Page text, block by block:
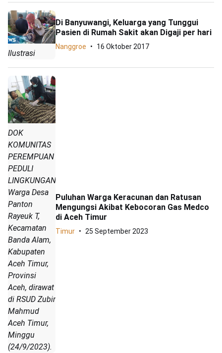
Ilustrasi
Di Banyuwangi, Keluarga yang Tunggui
Pasien di Rumah Sakit akan Digaji per hari
Nanggroe 16 Oktober 2017
DOK
KOMUNITAS
PEREMPUAN
PEDULI
LINGKUNGAN
Warga Desa
Panton
Rayeuk T,
Kecamatan
Banda Alam,
Kabupaten
Aceh Timur,
Provinsi
Aceh, dirawat
di RSUD Zubir
Mahmud
Aceh Timur,
Minggu
(24/9/2023).
Puluhan Warga Keracunan dan Ratusan
Mengungsi Akibat Kebocoran Gas Medco
di Aceh Timur
Timur 25 September 2023